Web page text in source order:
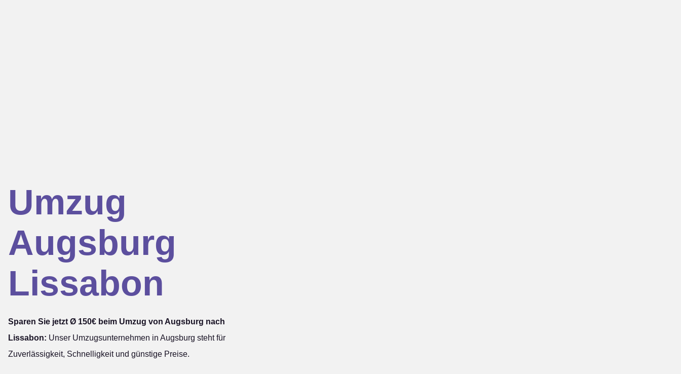
Umzug
Augsburg
Lissabon
Sparen Sie jetzt Ø 150€ beim Umzug von Augsburg nach
Lissabon: Unser Umzugsunternehmen in Augsburg steht für
Zuverlässigkeit, Schnelligkeit und günstige Preise.